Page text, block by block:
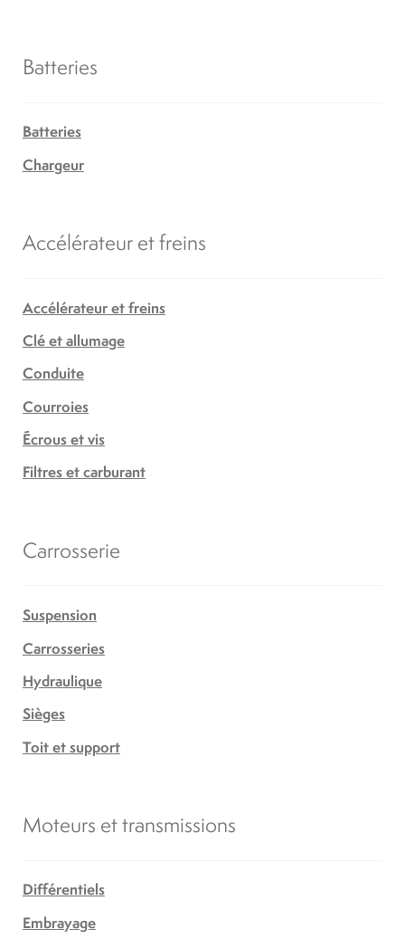
Batteries
Batteries
Chargeur
Accélérateur et freins
Accélérateur et freins
Clé et allumage
Conduite
Courroies
Écrous et vis
Filtres et carburant
Carrosserie
Suspension
Carrosseries
Hydraulique
Sièges
Toit et support
Moteurs et transmissions
Différentiels
Embrayage